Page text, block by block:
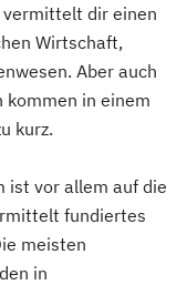
Disaster
Law
dir einen
Wirtschaft,
Aber auch
kommen in einem
kurz.
ist vor allem auf die
fundiertes
meisten
in